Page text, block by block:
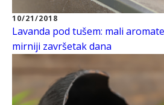
10/21/2018
Lavanda pod tušem: mali
mirniji završetak dana